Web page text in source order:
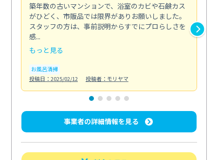
築年数の古いマンションで、浴室のカビや石鹸カス
がひどく、市販品では限界がありお願いしました。
スタッフの方は、事前説明からすでにプロらしさを
感...
もっと見る
お風呂清掃
投稿日：2025/02/12
投稿者：モリヤマ
事業者の詳細情報を見る